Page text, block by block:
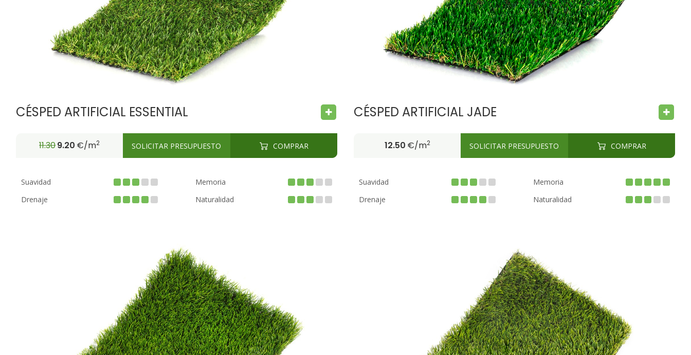
FIRE PROOF CHILD SAFE BACTERIA FREE
CÉSPED ARTIFICIAL ESSENTIAL
11.309.20 €/m2 SOLICITAR PRESUPUESTO COMPRAR
Suavidad
Memoria
Drenaje
Naturalidad
FIRE PROOF CHILD SAFE BACTERIA FREE
CÉSPED ARTIFICIAL JADE
12.50 €/m2 SOLICITAR PRESUPUESTO COMPRAR
Suavidad
Memoria
Drenaje
Naturalidad
FIRE PROOF CHILD SAFE BACTERIA FREE FIRE PROOF CHILD SAFE BACTERIA FREE